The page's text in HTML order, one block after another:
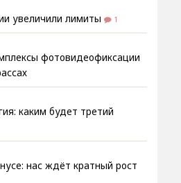
увеличили лимиты 1
фотовидеофиксации
каким будет третий
нас ждёт кратный рост